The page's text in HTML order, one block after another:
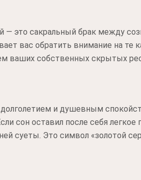
— это сакральный брак между
вас обратить внимание на те
ваших собственных скрытых
и душевным
сон оставил после себя
суеты. Это символ «золотой